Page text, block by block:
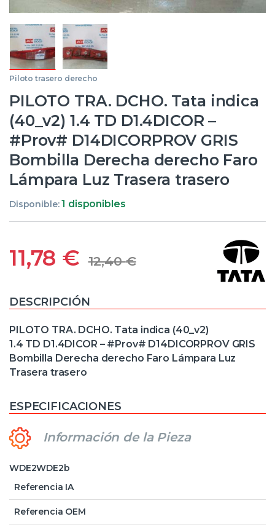
Piloto trasero derecho
PILOTO TRA. DCHO. Tata indica
(40_v2) 1.4 TD D1.4DICOR –
#Prov# D14DICORPROV GRIS
Bombilla Derecha derecho Faro
Lámpara Luz Trasera trasero
Disponible:1 disponibles
11,78 € 12,40€
DESCRIPCIÓN
PILOTO TRA. DCHO. Tata indica (40_v2)
1.4 TD D1.4DICOR – #Prov# D14DICORPROV GRIS
Bombilla Derecha derecho Faro Lámpara Luz
Trasera trasero
ESPECIFICACIONES
Información de la Pieza
WDE2WDE2b
Referencia IA
Referencia OEM